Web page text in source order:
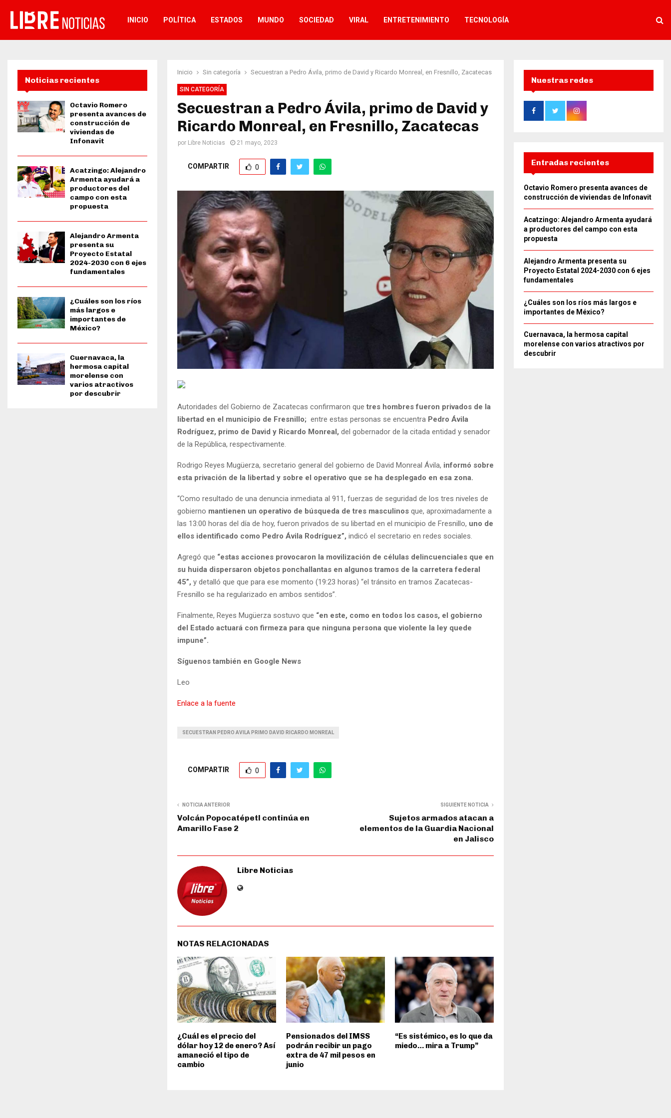
INICIO POLÍTICA ESTADOS MUNDO SOCIEDAD VIRAL ENTRETENIMIENTO TECNOLOGÍA
Inicio Sin categoría Secuestran a Pedro Ávila, primo de David y Ricardo Monreal, en Fresnillo, Zacatecas
SIN CATEGORÍA
Secuestran a Pedro Ávila, primo de David y
Ricardo Monreal, en Fresnillo, Zacatecas
por Libre Noticias 21 mayo, 2023
COMPARTIR 0
Autoridades del Gobierno de Zacatecas confirmaron que tres hombres fueron privados de la
libertad en el municipio de Fresnillo; entre estas personas se encuentra Pedro Ávila
Rodríguez, primo de David y Ricardo Monreal, del gobernador de la citada entidad y senador
de la República, respectivamente.
Rodrigo Reyes Mugüerza, secretario general del gobierno de David Monreal Ávila, informó sobre
esta privación de la libertad y sobre el operativo que se ha desplegado en esa zona.
“Como resultado de una denuncia inmediata al 911, fuerzas de seguridad de los tres niveles de
gobierno mantienen un operativo de búsqueda de tres masculinos que, aproximadamente a
las 13:00 horas del día de hoy, fueron privados de su libertad en el municipio de Fresnillo, uno de
ellos identificado como Pedro Ávila Rodríguez”, indicó el secretario en redes sociales.
Agregó que “estas acciones provocaron la movilización de células delincuenciales que en
su huida dispersaron objetos ponchallantas en algunos tramos de la carretera federal
45”, y detalló que que para ese momento (19:23 horas) “el tránsito en tramos Zacatecas-
Fresnillo se ha regularizado en ambos sentidos”.
Finalmente, Reyes Mugüerza sostuvo que “en este, como en todos los casos, el gobierno
del Estado actuará con firmeza para que ninguna persona que violente la ley quede
impune”.
Síguenos también en Google News
Leo
Enlace a la fuente
SECUESTRAN PEDRO AVILA PRIMO DAVID RICARDO MONREAL
COMPARTIR 0
NOTICIA ANTERIOR
Volcán Popocatépetl continúa en
Amarillo Fase 2
SIGUIENTE NOTICIA
Sujetos armados atacan a
elementos de la Guardia Nacional
en Jalisco
Libre Noticias
NOTAS RELACIONADAS
¿Cuál es el precio del
dólar hoy 12 de enero? Así
amaneció el tipo de
cambio
Pensionados del IMSS
podrán recibir un pago
extra de 47 mil pesos en
junio
“Es sistémico, es lo que da
miedo… mira a Trump”
Noticias recientes
Octavio Romero
presenta avances de
construcción de
viviendas de
Infonavit
Acatzingo: Alejandro
Armenta ayudará a
productores del
campo con esta
propuesta
Alejandro Armenta
presenta su
Proyecto Estatal
2024-2030 con 6 ejes
fundamentales
¿Cuáles son los ríos
más largos e
importantes de
México?
Cuernavaca, la
hermosa capital
morelense con
varios atractivos
por descubrir
Nuestras redes
Entradas recientes
Octavio Romero presenta avances de
construcción de viviendas de Infonavit
Acatzingo: Alejandro Armenta ayudará
a productores del campo con esta
propuesta
Alejandro Armenta presenta su
Proyecto Estatal 2024-2030 con 6 ejes
fundamentales
¿Cuáles son los ríos más largos e
importantes de México?
Cuernavaca, la hermosa capital
morelense con varios atractivos por
descubrir